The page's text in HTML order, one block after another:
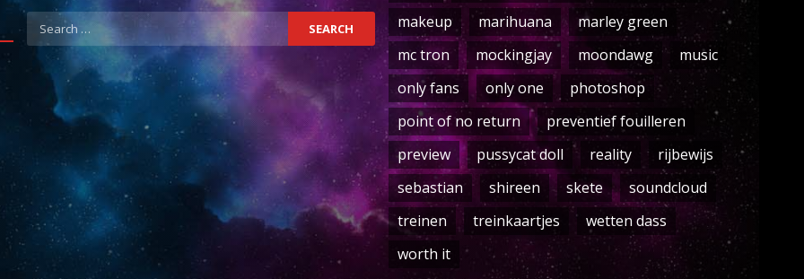
Search
for:
makeup
marihuana
marley green
mc tron
mockingjay moondawg
music
only fans
only one
photoshop
point of no return
preventief fouilleren
preview
pussycat doll reality
rijbewijs
sebastian
shireen skete
soundcloud
treinen
treinkaartjes
wetten dass
worth it